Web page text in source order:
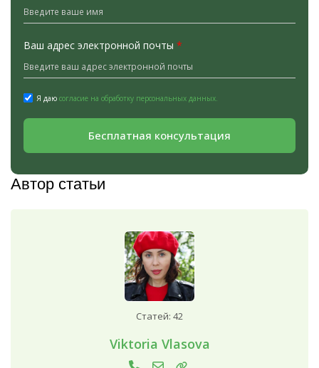
Ваш адрес электронной почты *
Я даю согласие на обработку персональных данных.
Бесплатная консультация
Автор статьи
Статей: 42
Viktoria Vlasova